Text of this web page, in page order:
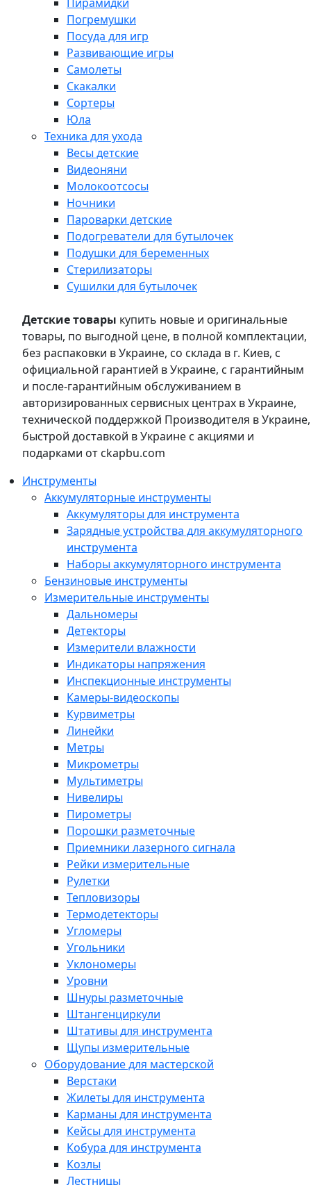
Погремушки
Посуда для игр
Развивающие игры
Самолеты
Скакалки
Сортеры
Юла
Техника для ухода
Весы детские
Видеоняни
Молокоотсосы
Ночники
Пароварки детские
Подогреватели для бутылочек
Подушки для беременных
Стерилизаторы
Сушилки для бутылочек
Детские товары купить новые и оригинальные
товары, по выгодной цене, в полной комплектации,
без распаковки в Украине, со склада в г. Киев, с
официальной гарантией в Украине, с гарантийным
и после-гарантийным обслуживанием в
авторизированных сервисных центрах в Украине,
технической поддержкой Производителя в Украине,
быстрой доставкой в Украине с акциями и
подарками от ckapbu.com
Инструменты
Аккумуляторные инструменты
Аккумуляторы для инструмента
Зарядные устройства для аккумуляторного
инструмента
Наборы аккумуляторного инструмента
Бензиновые инструменты
Измерительные инструменты
Дальномеры
Детекторы
Измерители влажности
Индикаторы напряжения
Инспекционные инструменты
Камеры-видеоскопы
Курвиметры
Линейки
Метры
Микрометры
Мультиметры
Нивелиры
Пирометры
Порошки разметочные
Приемники лазерного сигнала
Рейки измерительные
Рулетки
Тепловизоры
Термодетекторы
Угломеры
Угольники
Уклономеры
Уровни
Шнуры разметочные
Штангенциркули
Штативы для инструмента
Щупы измерительные
Оборудование для мастерской
Верстаки
Жилеты для инструмента
Карманы для инструмента
Кейсы для инструмента
Кобура для инструмента
Козлы
Лестницы